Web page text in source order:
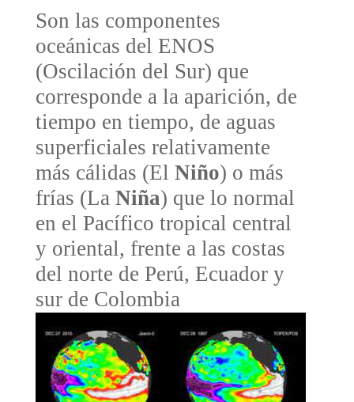
Son las componentes
oceánicas del ENOS
(Oscilación del Sur) que
corresponde a la aparición, de
tiempo en tiempo, de aguas
superficiales relativamente
más cálidas (El Niño) o más
frías (La Niña) que lo normal
en el Pacífico tropical central
y oriental, frente a las costas
del norte de Perú, Ecuador y
sur de Colombia